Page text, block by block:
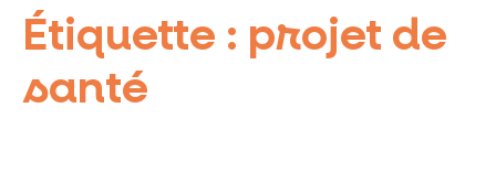
Étiquette : projet de
santé